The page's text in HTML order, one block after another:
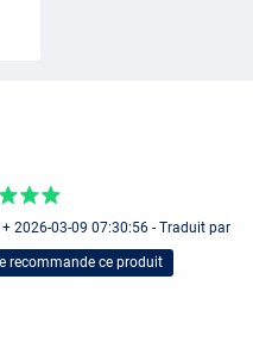
+ 2026-03-09 07:30:56 - Traduit par
recommande ce produit